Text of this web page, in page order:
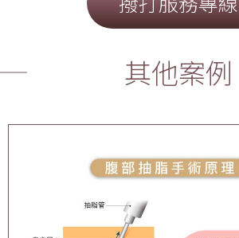
其他案例